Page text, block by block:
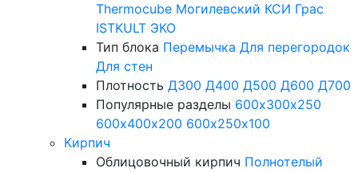
Thermocube Могилевский КСИ Грас
ISTKULT ЭКО
Тип блока Перемычка Для перегородок
Для стен
Плотность Д300 Д400 Д500 Д600 Д700
Популярные разделы 600х300х250
600х400х200 600х250х100
Кирпич
Облицовочный кирпич Полнотелый